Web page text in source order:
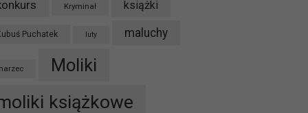
Kryminał książki
Puchatek luty maluchy
Moliki
książkowe